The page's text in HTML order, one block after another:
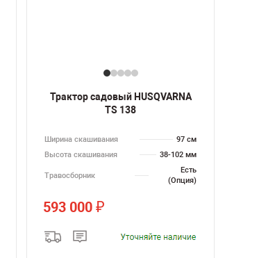
Трактор садовый HUSQVARNA
TS 138
Ширина скашивания
97 см
Высота скашивания
38-102 мм
Травосборник
Есть
(Опция)
593 000₽